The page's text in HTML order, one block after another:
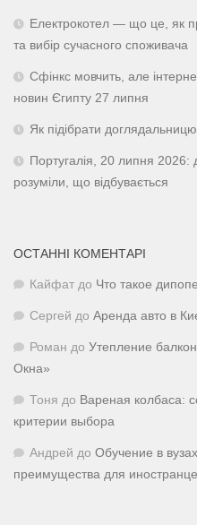
Електрокотел — що це, як
та вибір сучасного споживача
Сфінкс мовчить, але
новин Єгипту 27 липня
Як підібрати
Португалія, 20 липня 2026:
розуміли, що відбувається
ОСТАННІ КОМЕНТАРІ
Кайфат до Что такое
Сергей до Аренда авто в
Роман до Утепление
Окна»
Тоня до Вареная колбаса:
критерии выбора
Андрей до Обучение в
преимущества для